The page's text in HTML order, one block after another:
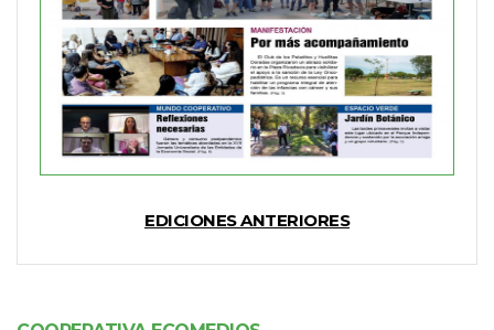
EDICIONES ANTERIORES